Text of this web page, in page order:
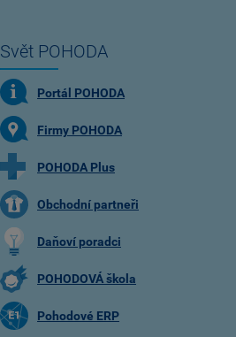
Svět POHODA
Portál POHODA
Firmy POHODA
POHODA Plus
Obchodní partneři
Daňoví poradci
POHODOVÁ škola
Pohodové ERP